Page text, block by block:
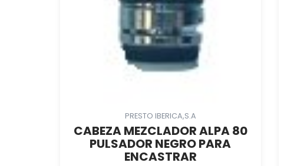
PRESTO IBERICA,S.A
CABEZA MEZCLADOR ALPA 80
PULSADOR NEGRO PARA
ENCASTRAR